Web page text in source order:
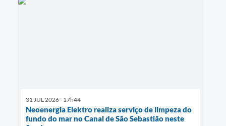
31 JUL 2026 - 17h44
Neoenergia Elektro realiza serviço de limpeza do
fundo do mar no Canal de São Sebastião neste